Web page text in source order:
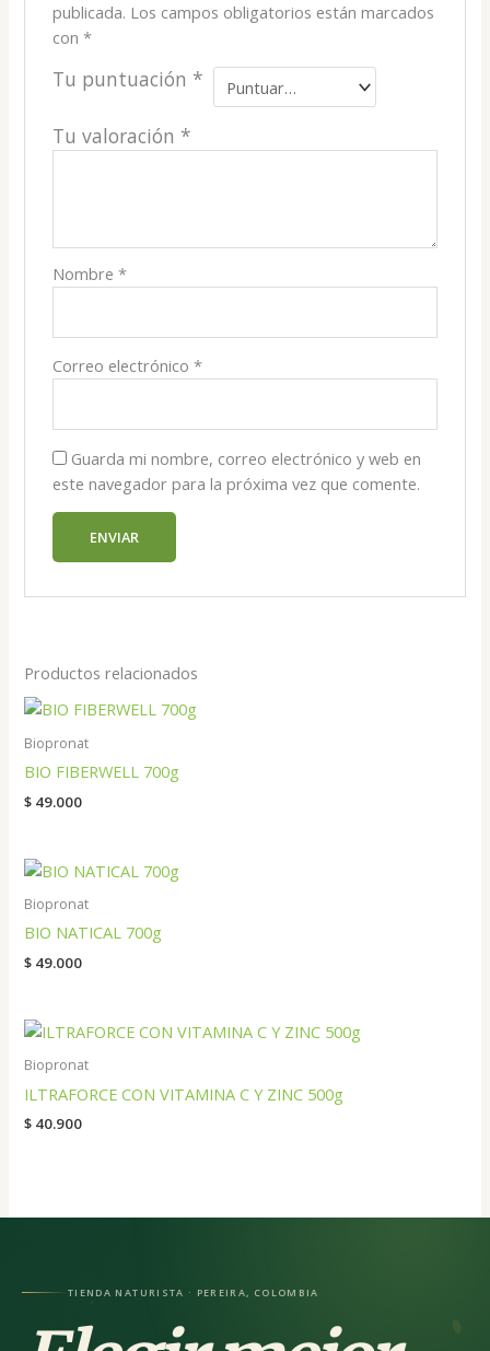
publicada. Los campos obligatorios están marcados
con *
Tu puntuación *
Tu valoración *
Nombre *
Correo electrónico *
Guarda mi nombre, correo electrónico y web en
este navegador para la próxima vez que comente.
Productos relacionados
Biopronat
BIO FIBERWELL 700g
$ 49.000
Biopronat
BIO NATICAL 700g
$ 49.000
Biopronat
ILTRAFORCE CON VITAMINA C Y ZINC 500g
$ 40.900
TIENDA NATURISTA · PEREIRA, COLOMBIA